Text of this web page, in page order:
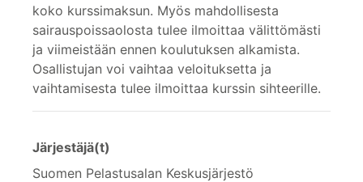
koko kurssimaksun. Myös mahdollisesta
sairauspoissaolosta tulee ilmoittaa välittömästi
ja viimeistään ennen koulutuksen alkamista.
Osallistujan voi vaihtaa veloituksetta ja
vaihtamisesta tulee ilmoittaa kurssin sihteerille.
Järjestäjä(t)
Suomen Pelastusalan Keskusjärjestö